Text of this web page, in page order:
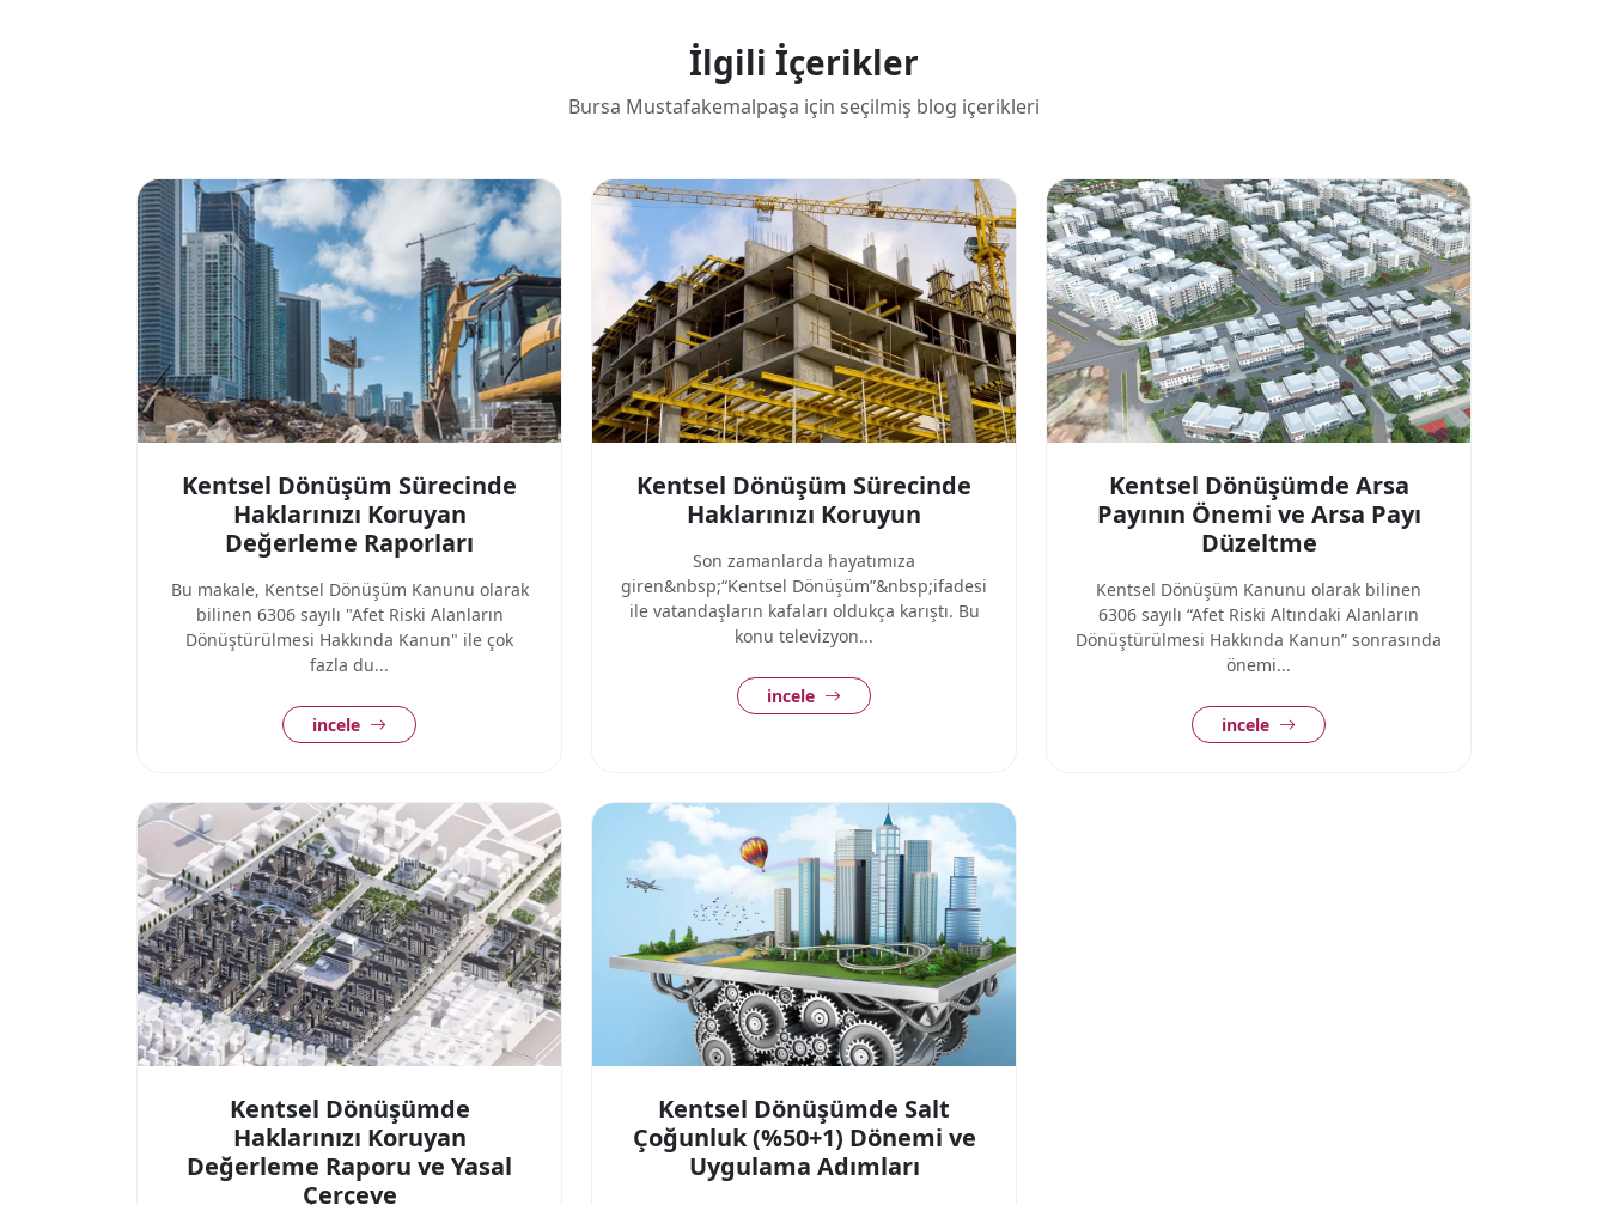
İlgili İçerikler
Bursa Mustafakemalpaşa için seçilmiş blog içerikleri
Kentsel Dönüşüm Sürecinde
Haklarınızı Koruyan
Değerleme Raporları
Bu makale, Kentsel Dönüşüm Kanunu olarak
bilinen 6306 sayılı "Afet Riski Alanların
Dönüştürülmesi Hakkında Kanun" ile çok
fazla du...
incele
Kentsel Dönüşüm Sürecinde
Haklarınızı Koruyun
Son zamanlarda hayatımıza
giren&nbsp;“Kentsel Dönüşüm”&nbsp;ifadesi
ile vatandaşların kafaları oldukça karıştı. Bu
konu televizyon...
incele
Kentsel Dönüşümde Arsa
Payının Önemi ve Arsa Payı
Düzeltme
Kentsel Dönüşüm Kanunu olarak bilinen
6306 sayılı “Afet Riski Altındaki Alanların
Dönüştürülmesi Hakkında Kanun” sonrasında
önemi...
incele
Kentsel Dönüşümde
Haklarınızı Koruyan
Değerleme Raporu ve Yasal
Çerçeve
Kentsel Dönüşümde Salt
Çoğunluk (%50+1) Dönemi ve
Uygulama Adımları